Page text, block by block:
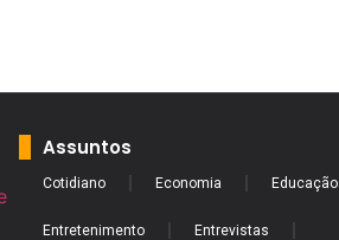
Assuntos
Cotidiano Economia Educação
Entretenimento Entrevistas